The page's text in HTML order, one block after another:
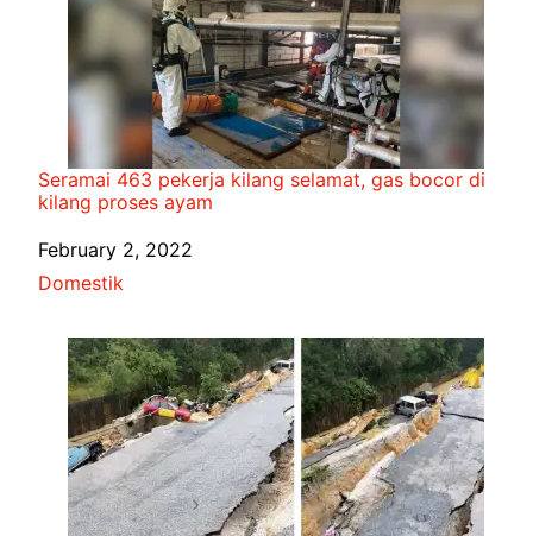
Seramai 463 pekerja kilang selamat, gas bocor di
kilang proses ayam
Date
February 2, 2022
In relation to
Domestik